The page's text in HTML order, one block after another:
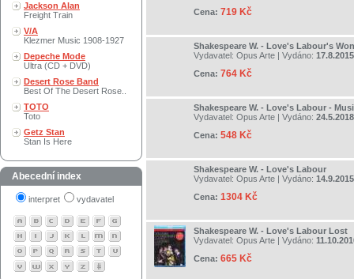
Jackson Alan
Freight Train
V/A
Klezmer Music 1908-1927
Depeche Mode
Ultra (CD + DVD)
Desert Rose Band
Best Of The Desert Rose..
TOTO
Toto
Getz Stan
Stan Is Here
Abecední index
interpret vydavatel
Cena: 719 Kč
Shakespeare W. - Love's Labour's Won
Vydavatel: Opus Arte | Vydáno: 17.8.2015
Cena: 764 Kč
Shakespeare W. - Love's Labour -
Vydavatel: Opus Arte | Vydáno: 24.5.2018
Cena: 548 Kč
Shakespeare W. - Love's Labour
Vydavatel: Opus Arte | Vydáno: 14.9.2015
Cena: 1304 Kč
Shakespeare W. - Love's Labour Lost
Vydavatel: Opus Arte | Vydáno:
Cena: 665 Kč